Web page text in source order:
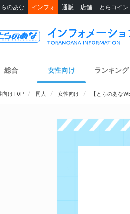
らのあな インフォ 通販 店舗 とらコイン
総合 女性向け ランキング
向けTOP 同人 女性向け 【とらのあな